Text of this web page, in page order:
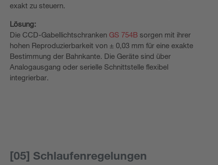
exakt zu steuern.
Lösung:
Die CCD-Gabellichtschranken GS 754B sorgen mit ihrer
hohen Reproduzierbarkeit von ± 0,03 mm für eine exakte
Bestimmung der Bahnkante. Die Geräte sind über
Analogausgang oder serielle Schnittstelle flexibel
integrierbar.
[05] Schlaufenregelungen